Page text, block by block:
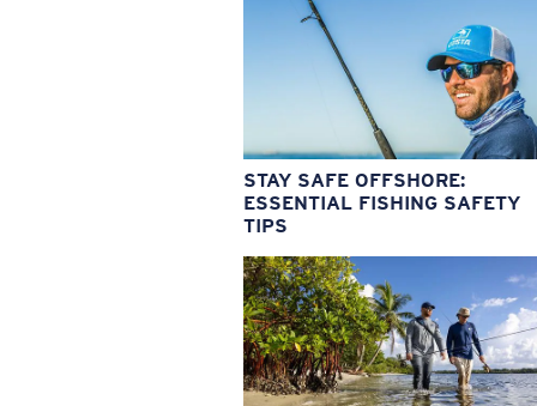
STAY SAFE OFFSHORE:
ESSENTIAL FISHING SAFETY
TIPS